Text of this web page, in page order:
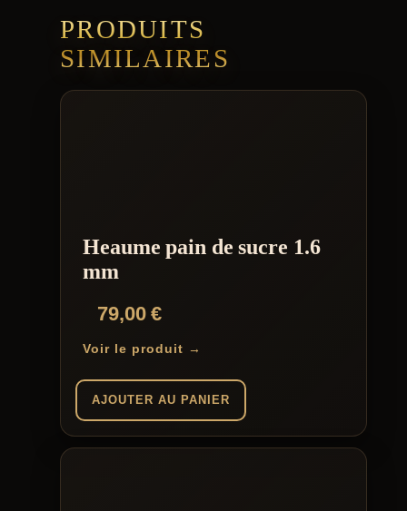
PRODUITS
SIMILAIRES
Heaume pain de sucre 1.6
mm
79,00€
Voir le produit →
AJOUTER AU PANIER